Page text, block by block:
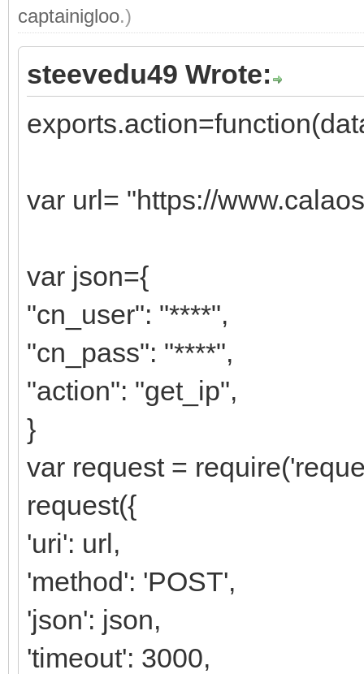
captainigloo.)
steevedu49 Wrote:
var url= "https://
var json={
"cn_user": "****",
"cn_pass": "****",
"action": "get_ip",
}
var request =
request({
'uri': url,
'method': 'POST',
'json': json,
'timeout': 3000,